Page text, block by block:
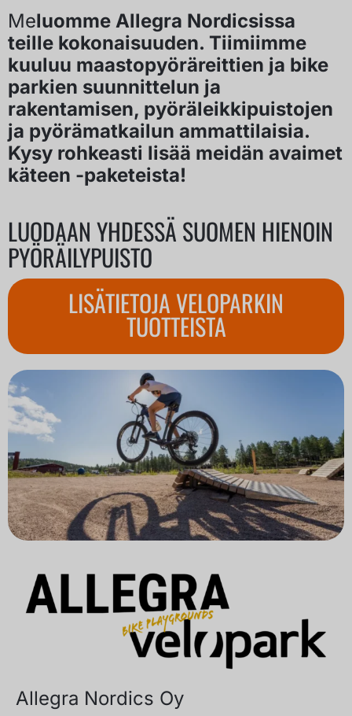
Meluomme Allegra Nordicsissa
teille kokonaisuuden. Tiimiimme
kuuluu maastopyöräreittien ja bike
parkien suunnittelun ja
rakentamisen, pyöräleikkipuistojen
ja pyörämatkailun ammattilaisia.
Kysy rohkeasti lisää meidän avaimet
käteen -paketeista!
LUODAAN YHDESSÄ SUOMEN HIENOIN
PYÖRÄILYPUISTO
LISÄTIETOJA VELOPARKIN
TUOTTEISTA
Allegra Nordics Oy